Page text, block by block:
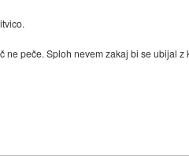
peče. Sploh nevem zakaj bi se ubijal